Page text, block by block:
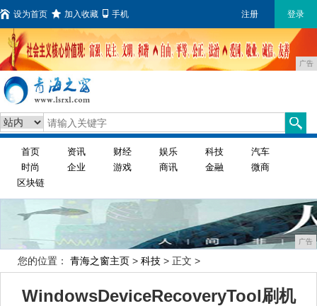
设为首页 加入收藏 手机 注册 登录
广告
首页 资讯 财经 娱乐 科技
汽车
时尚
企业 游戏 商讯 金融
微商
区块链
广告
您的位置： 青海之窗主页 > 科技 > 正文 >
WindowsDeviceRecoveryTool刷机